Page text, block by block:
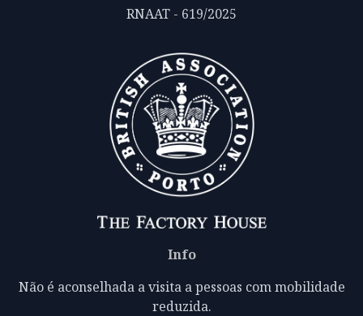
RNAAT - 619/2025
Info
Não é aconselhada a visita a pessoas com mobilidade
reduzida.